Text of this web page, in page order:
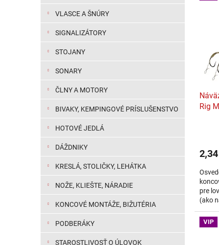
VLASCE A ŠNÚRY
SIGNALIZÁTORY
STOJANY
SONARY
ČLNY A MOTORY
BIVAKY, KEMPINGOVÉ PRÍSLUŠENSTVO
HOTOVÉ JEDLÁ
DÁŽDNIKY
KRESLÁ, STOLIČKY, LEHÁTKA
NOŽE, KLIEŠTE, NÁRADIE
KONCOVÉ MONTÁŽE, BIŽUTÉRIA
PODBERÁKY
STAROSTLIVOSŤ O ÚLOVOK
Rig
pre
(ako
VIP